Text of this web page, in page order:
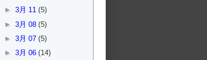
► 3月 11 (5)
► 3月 08 (5)
► 3月 07 (5)
► 3月 06 (14)